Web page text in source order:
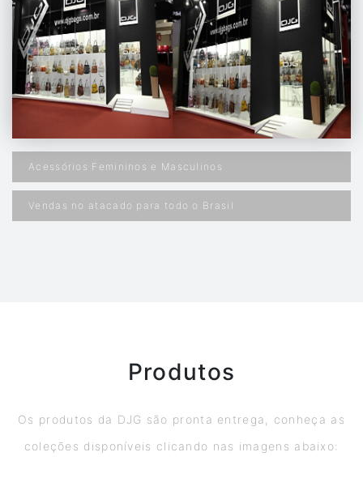
Acessórios Femininos e Masculinos
Vendas no atacado para todo o Brasil
Produtos
Os produtos da DJG são pronta entrega, conheça as
coleções disponíveis clicando nas imagens abaixo: